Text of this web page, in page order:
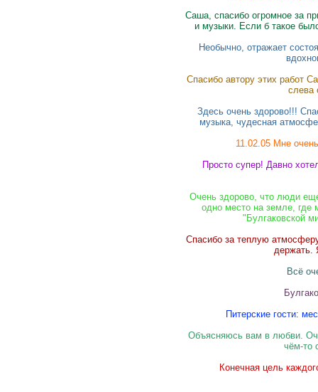
Саша, спасибо огромное за
и музыки. Если б такое
Необычно, отражает
Спасибо автору этих работ
слева
Здесь очень здорово!!!
музыка, чудесная
11.02.05 Мне
Просто супер! Давно
Очень здорово, что люди
одно место на земле, где
"Булгаковской
Спасибо за теплую
держать.
Всё
Питерские гости:
Объясняюсь вам в любви.
чём-то
Конечная цель